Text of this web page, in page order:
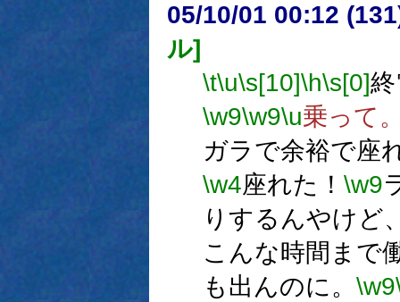
05/10/01 00:12
ル]
\t\u\s[10]\h\s[0]
\w9\w9\u乗って
ガラで余裕で座
\w4座れた！ \w9
りするんやけど
こんな時間まで
も出んのに。 \w9